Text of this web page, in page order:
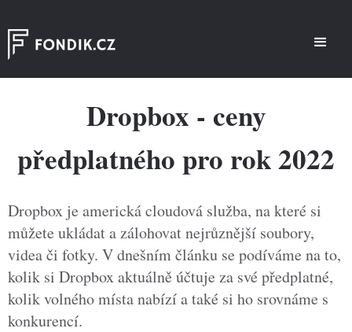
Dropbox - ceny
předplatného pro rok 2022
Dropbox je americká cloudová služba, na které si
můžete ukládat a zálohovat nejrůznější soubory,
videa či fotky. V dnešním článku se podíváme na to,
kolik si Dropbox aktuálně účtuje za své předplatné,
kolik volného místa nabízí a také si ho srovnáme s
konkurencí.